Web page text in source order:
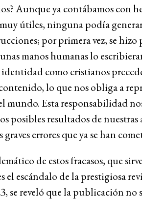
Aunque ya contábamos con
útiles, ninguna podía
por primera vez, se
manos humanas lo
como cristianos
lo que nos obliga a
mundo. Esta responsabilidad
posibles resultados de
graves errores que ya se han
de estos fracasos, que
el escándalo de la prestigiosa
se reveló que la publicación